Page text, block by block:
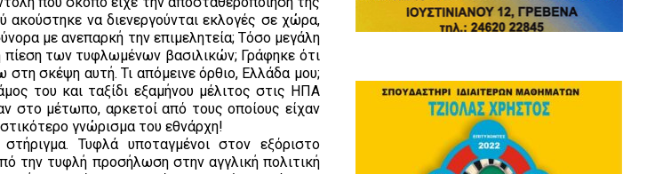
να διενεργούνται εκλογές σε χώρα,
με ανεπαρκή την επιμελητεία; Τόσο μεγάλη
πίεση των τυφλωμένων βασιλικών; Γράφηκε ότι
στη σκέψη αυτή. Τι απόμεινε όρθιο, Ελλάδα μου;
του και ταξίδι εξαμήνου μέλιτος στις ΗΠΑ
στο μέτωπο, αρκετοί από τους οποίους είχαν
γνώρισμα του εθνάρχη!
Τυφλά υποταγμένοι στον εξόριστο
την τυφλή προσήλωση στην αγγλική πολιτική